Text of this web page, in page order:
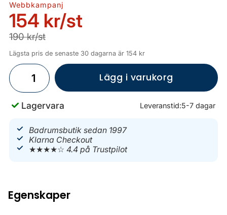
Webbkampanj
154 kr/st
190 kr/st
Lägsta pris de senaste 30 dagarna är 154 kr
Lägg i varukorg
Lagervara Leveranstid:5-7 dagar
Badrumsbutik sedan 1997
Klarna Checkout
★★★★☆4.4 på Trustpilot
Egenskaper